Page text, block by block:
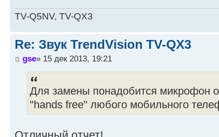
TV-Q5NV, TV-QX3
Re: Звук TrendVision TV-QX3
gse» 15 дек 2013, 19:21
Для замены понадобится микрофон
"hands free" любого мобильного